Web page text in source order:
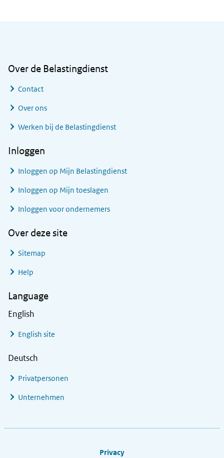
Over de Belastingdienst
Contact
Over ons
Werken bij de Belastingdienst
Inloggen
Inloggen op Mijn Belastingdienst
Inloggen op Mijn toeslagen
Inloggen voor ondernemers
Over deze site
Sitemap
Help
Language
English
English site
Deutsch
Privatpersonen
Unternehmen
Privacy